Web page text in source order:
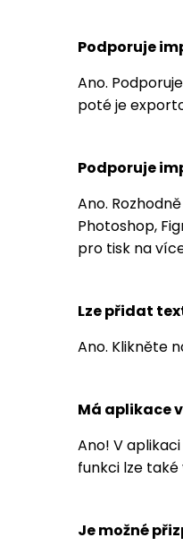
Podporuje
Ano.
poté je
Podporuje
Ano.
Photoshop,
pro tisk na
Lze přidat
Ano. Klikněte
Má aplikace
Ano! V
funkci lze také
Je možné